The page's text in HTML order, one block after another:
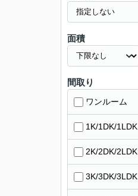
面積
間取り
ワンルーム
1K/1DK/1LDK
2K/2DK/2LDK
3K/3DK/3LDK